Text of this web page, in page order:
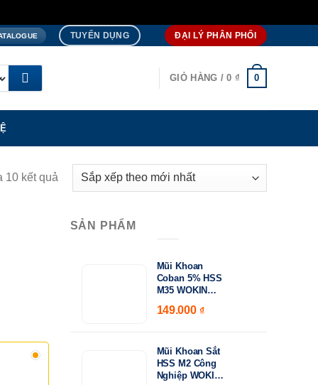
TUYỂN DỤNG ĐẠI LÝ PHÂN PHỐI
GIỎ HÀNG /0 ₫ 0
10 kết quả
SẢN PHẨM
Mũi Khoan
Coban 5% HSS
M35 WOKIN
DIN338 Chuyên
149.000 ₫
Mũi Khoan Sắt
HSS M2 Công
Nghiệp WOKIN